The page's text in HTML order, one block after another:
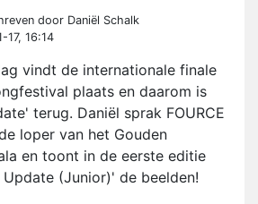
door Daniël Schalk
17, 16:14
vindt de internationale finale
plaats en daarom is
terug. Daniël sprak FOURCE
loper van het Gouden
en toont in de eerste editie
(Junior)' de beelden!